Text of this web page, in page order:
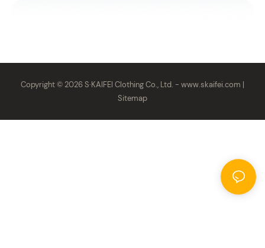
Copyright © 2026 S·KAIFEI Clothing Co., Ltd. - www.skaifei.com |
Sitemap